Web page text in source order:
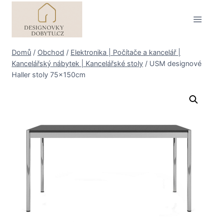
Domů / Obchod / Elektronika | Počítače a kancelář |
Kancelářský nábytek | Kancelářské stoly / USM designové
Haller stoly 75x150cm